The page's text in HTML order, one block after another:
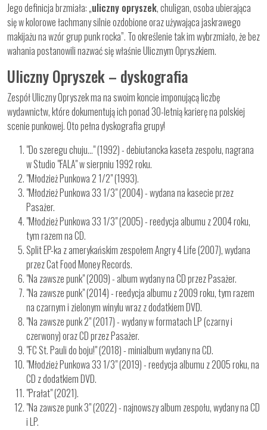
Jego definicja brzmiała: „uliczny opryszek, chuligan, osoba ubierająca
się w kolorowe łachmany silnie ozdobione oraz używająca jaskrawego
makijażu na wzór grup punk rocka”. To określenie tak im wybrzmiało, że bez
wahania postanowili nazwać się właśnie Ulicznym Opryszkiem.
Uliczny Opryszek – dyskografia
Zespół Uliczny Opryszek ma na swoim koncie imponującą liczbę
wydawnictw, które dokumentują ich ponad 30-letnią karierę na polskiej
scenie punkowej. Oto pełna dyskografia grupy!
"Do szeregu chuju..." (1992) - debiutancka kaseta zespołu, nagrana
w Studio "FALA" w sierpniu 1992 roku.
"Młodzież Punkowa 2 1/2" (1993).
"Młodzież Punkowa 33 1/3" (2004) - wydana na kasecie przez
Pasażer.
"Młodzież Punkowa 33 1/3" (2005) - reedycja albumu z 2004 roku,
tym razem na CD.
Split EP-ka z amerykańskim zespołem Angry 4 Life (2007), wydana
przez Cat Food Money Records.
"Na zawsze punk" (2009) - album wydany na CD przez Pasażer.
"Na zawsze punk" (2014) - reedycja albumu z 2009 roku, tym razem
na czarnym i zielonym winylu wraz z dodatkiem DVD.
"Na zawsze punk 2" (2017) - wydany w formatach LP (czarny i
czerwony) oraz CD przez Pasażer.
"FC St. Pauli do boju!" (2018) - minialbum wydany na CD.
"Młodzież Punkowa 33 1/3" (2019) - reedycja albumu z 2005 roku, na
CD z dodatkiem DVD.
"Prałat" (2021).
"Na zawsze punk 3" (2022) - najnowszy album zespołu, wydany na CD
i LP.